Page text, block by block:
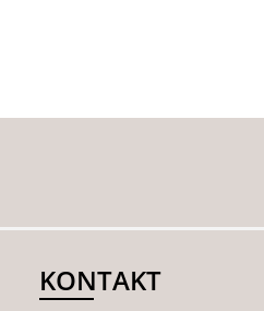
KONTAKT